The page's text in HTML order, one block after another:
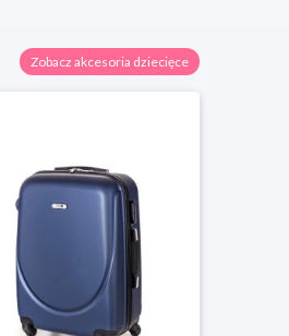
Zobacz akcesoria dziecięce